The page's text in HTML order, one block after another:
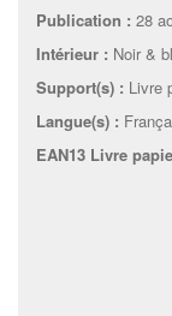
Publication : 28
Intérieur : Noir &
Support(s) : Livre
Langue(s) :
EAN13 Livre